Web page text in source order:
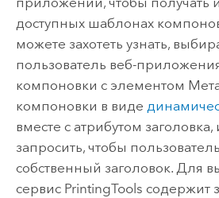
доступных шаблонах
можете захотеть узнать,
пользователь веб-
компоновки с элементом
компоновки в виде
вместе с атрибутом
запросить, чтобы
собственный заголовок. Для
сервис PrintingTools содержит